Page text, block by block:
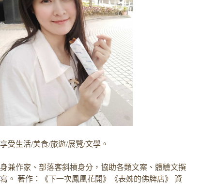
享受生活/美食/旅遊/展覽/文學。
身兼作家、部落客斜槓身分，協助各類文案、體驗文撰
寫。 著作：《下一次鳳凰花開》《表姊的佛牌店》 資